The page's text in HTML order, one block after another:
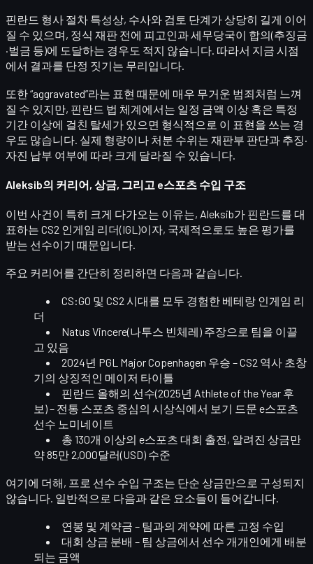
핀란드 형사 절차 특성상, 수사와 검토 단계가 상당히 길게 이어
질 수 있으며, 정식 재판 전에 피고인과 세무당국이 합의(추징금
·벌금 등)에 도달하는 경우도 적지 않습니다. 따라서 지금 시점
에서 결과를 단정 짓기는 무리입니다.
또한“aggravated”라는 표현 때문에 매우 무거운 범죄처럼 느껴
질 수 있지만, 핀란드 법 체계에서는 일정 금액 이상 혹은 특정
기간 이상에 걸친 탈세가 있으면 형식적으로 이 표현을 쓰는 경
우도 많습니다. 실제 형량이나 처분 수위는 재판부 판단과 추징·
자진 납부 여부에 따라 크게 달라질 수 있습니다.
Aleksib의 커리어, 상금, 그리고 e스포츠 수입 구조
이번 사건이 특히 크게 다가오는 이유는, Aleksib가 핀란드를 대
표하는 CS2 인게임 리더(IGL)이자, 국제적으로도 높은 평가를
받는 선수이기 때문입니다.
주요 커리어를 간단히 정리하면 다음과 같습니다.
CS:GO 및 CS2 시대를 모두 경험한 베테랑 인게임 리
더
Natus Vincere(나투스 빈체레) 주장으로 팀을 이끌
고 있음
2024년 PGL Major Copenhagen 우승 – CS2 역사 초창
기의 상징적인 메이저 타이틀
핀란드 올해의 선수(2025년 Athlete of the Year 후
보)– 전통 스포츠 중심의 시상식에서 보기 드문 e스포츠
선수 노미네이트
총 130개 이상의 e스포츠 대회 출전, 알려진 상금만
약85만 2,000달러(USD) 수준
여기에 더해, 프로 선수 수입 구조는 단순 상금만으로 구성되지
않습니다. 일반적으로 다음과 같은 요소들이 들어갑니다.
연봉 및 계약금 – 팀과의 계약에 따른 고정 수입
대회 상금 분배 – 팀 상금에서 선수 개개인에게 배분
되는 금액